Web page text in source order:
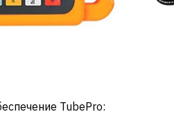
TubePro: